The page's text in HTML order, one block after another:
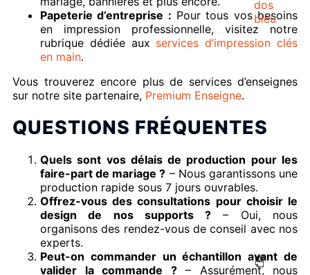
dos
bleu
Papeterie d’entreprise : Pour tous vos besoins
en impression professionnelle, visitez notre
rubrique dédiée aux services d’impression clés
en main.
Vous trouverez encore plus de services d’enseignes
sur notre site partenaire, Premium Enseigne.
QUESTIONS FRÉQUENTES
Quels sont vos délais de production pour les
faire-part de mariage ? – Nous garantissons une
production rapide sous 7 jours ouvrables.
Offrez-vous des consultations pour choisir le
design de nos supports ? – Oui, nous
organisons des rendez-vous de conseil avec nos
experts.
Peut-on commander un échantillon avant de
valider la commande ?– Assurément, nous